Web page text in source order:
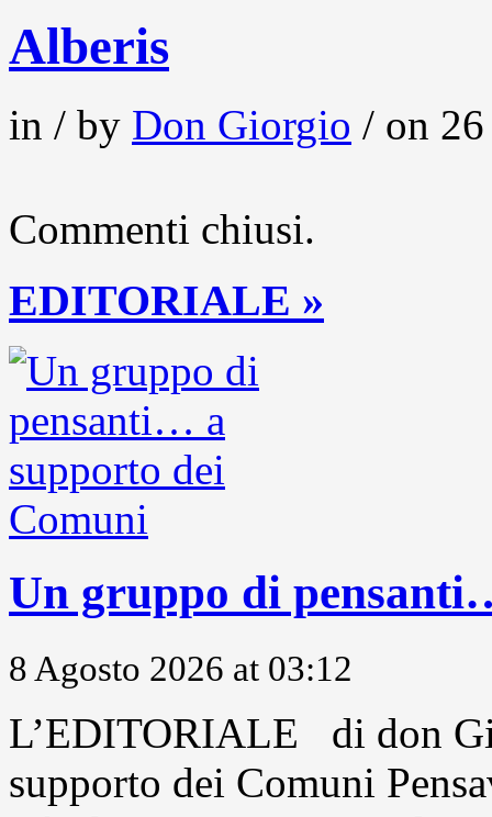
Alberis
in / by Don Giorgio / on
Commenti chiusi.
EDITORIALE »
Un gruppo di
8 Agosto 2026 at 03:12
L’EDITORIALE di don
supporto dei Comuni